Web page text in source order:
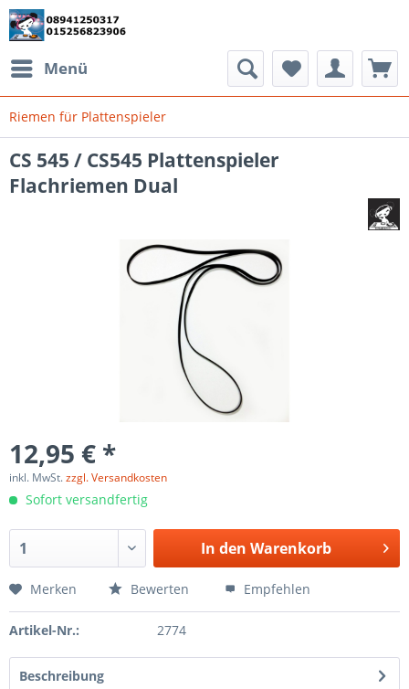
Menü
Riemen für Plattenspieler
CS 545 / CS545 Plattenspieler
Flachriemen Dual
12,95 € *
inkl. MwSt.zzgl. Versandkosten
Sofort versandfertig
In den Warenkorb
Merken Bewerten Empfehlen
Artikel-Nr.: 2774
Beschreibung